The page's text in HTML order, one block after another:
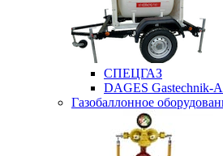
СПЕЦГАЗ
DAGES Gastechnik-
Газобаллонное